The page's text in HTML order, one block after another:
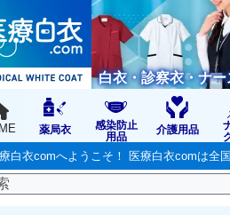
白衣・診察衣・ナ
薬局衣
感染防止
用品
介護用品
白衣comへようこそ！ 医療白衣comは全